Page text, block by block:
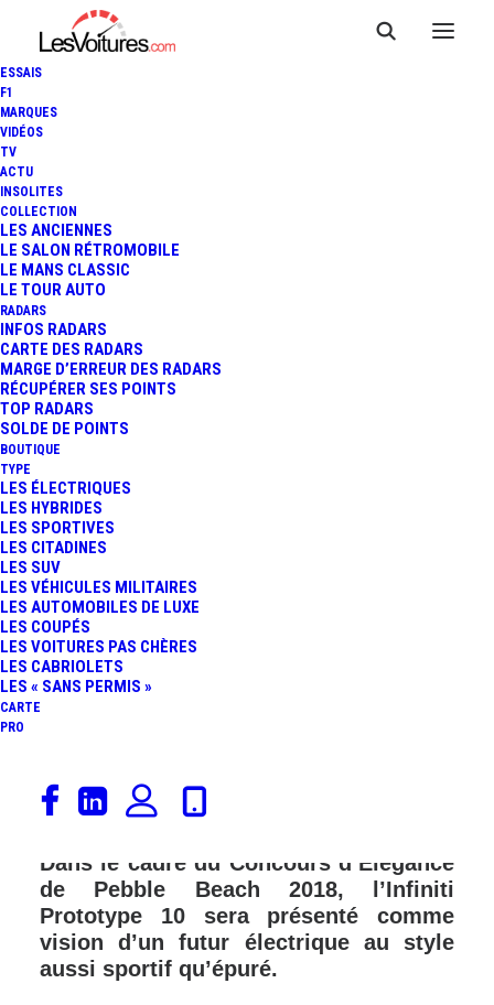
ESSAIS
F1
MARQUES
VIDÉOS
TV
ACTU
INSOLITES
COLLECTION
LES ANCIENNES
LE SALON RÉTROMOBILE
LE MANS CLASSIC
LE TOUR AUTO
RADARS
INFOS RADARS
CARTE DES RADARS
MARGE D’ERREUR DES RADARS
RÉCUPÉRER SES POINTS
TOP RADARS
SOLDE DE POINTS
BOUTIQUE
TYPE
LES ÉLECTRIQUES
LES HYBRIDES
LES SPORTIVES
LES CITADINES
LES SUV
LES VÉHICULES MILITAIRES
LES AUTOMOBILES DE LUXE
LES COUPÉS
LES VOITURES PAS CHÈRES
LES CABRIOLETS
LES « SANS PERMIS »
CARTE
PRO
VISION D'UN SPEEDSTER
2 Minutes
Infiniti, la marque premium de
l’Alliance Renault-Nissan, est connue
Dans le cadre du Concours d’Élégance
de Pebble Beach 2018, l’Infiniti
Prototype 10 sera présenté comme
vision d’un futur électrique au style
aussi sportif qu’épuré.